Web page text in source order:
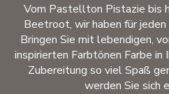
Vom Pastellton Pistazie bis
Beetroot, wir haben für
Bringen Sie mit lebendigen,
inspirierten Farbtönen Farbe in
Zubereitung so viel Spaß
werden Sie sich